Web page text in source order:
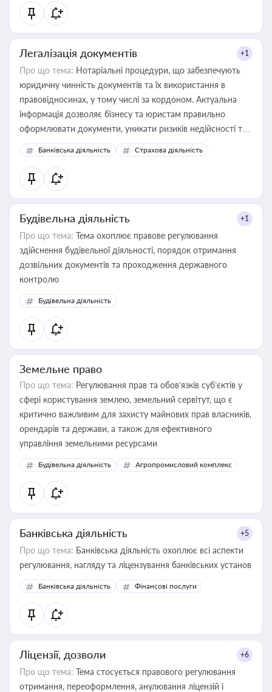
Легалізація документів +1
Про що тема: Нотаріальні процедури, що забезпечують
юридичну чинність документів та їх використання в
правовідносинах, у тому числі за кордоном. Актуальна
інформація дозволяє бізнесу та юристам правильно
оформлювати документи, уникати ризиків недійсності та
забезпечувати їх належне прийняття органами влади та
контрагентами
Банківська діяльність Страхова діяльність
Будівельна діяльність +1
Про що тема: Тема охоплює правове регулювання
здійснення будівельної діяльності, порядок отримання
дозвільних документів та проходження державного
контролю
Будівельна діяльність
Земельне право
Про що тема: Регулювання прав та обов’язків суб’єктів у
сфері користування землею, земельний сервітут, що є
критично важливим для захисту майнових прав власників,
орендарів та держави, а також для ефективного
управління земельними ресурсами
Будівельна діяльність Агропромисловий комплекс
Банківська діяльність +5
Про що тема: Банківська діяльність охоплює всі аспекти
регулювання, нагляду та ліцензування банківських установ
Банківська діяльність Фінансові послуги
Ліцензії, дозволи +6
Про що тема: Тема стосується правового регулювання
отримання, переоформлення, анулювання ліцензій і